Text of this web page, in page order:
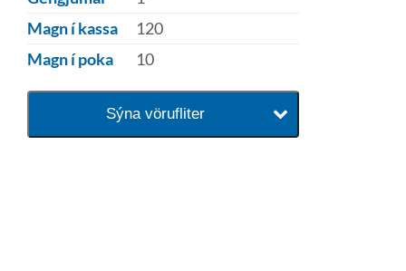
Magn í kassa
120
Magn í poka
10
Sýna vörufliter